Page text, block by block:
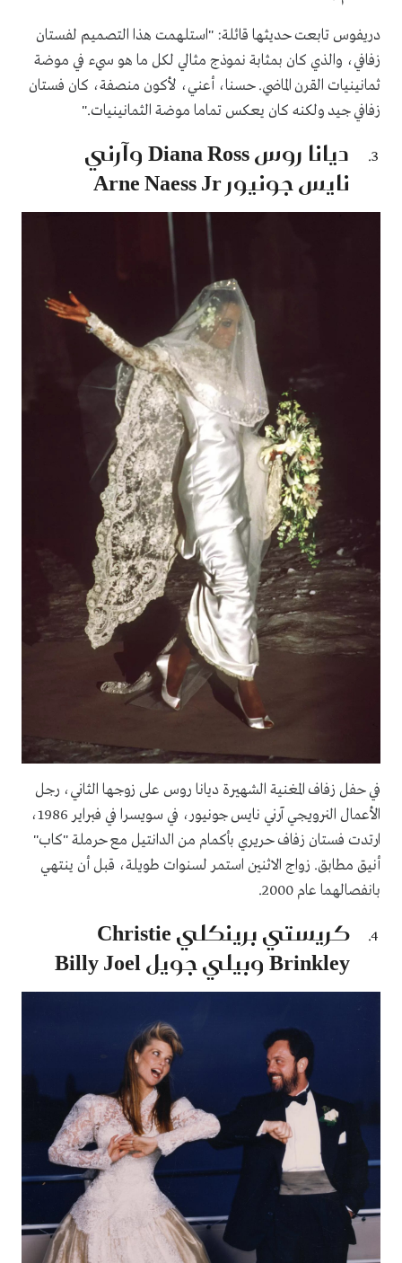
دريفوس تابعت حديثها قائلة: "استلهمت هذا التصميم لفستان
زفافي، والذي كان بمثابة نموذج مثالي لكل ما هو سيء في موضة
ثمانينيات القرن الماضي. حسنا، أعني، لأكون منصفة، كان فستان
زفافي جيد ولكنه كان يعكس تماما موضة الثمانينيات."
ديانا روس Diana Ross وآرني
نايس جونيور Arne Naess Jr
في حفل زفاف المغنية الشهيرة ديانا روس على زوجها الثاني، رجل
الأعمال النرويجي آرني نايس جونيور، في سويسرا في فبراير 1986،
ارتدت فستان زفاف حريري بأكمام من الدانتيل مع حرملة "كاب"
أنيق مطابق. زواج الاثنين استمر لسنوات طويلة، قبل أن ينتهي
بانفصالهما عام 2000.
كريستي برينكلي Christie
Brinkley وبيلي جويل Billy Joel